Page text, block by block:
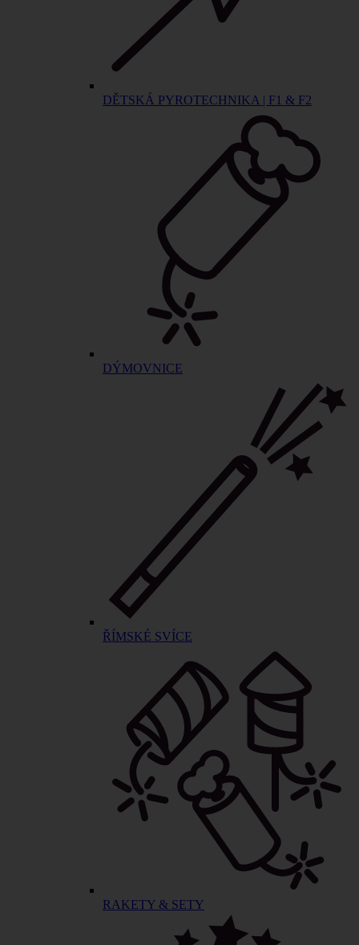
DĚTSKÁ PYROTECHNIKA | F1 & F2
DÝMOVNICE
ŘÍMSKÉ SVÍCE
RAKETY & SETY